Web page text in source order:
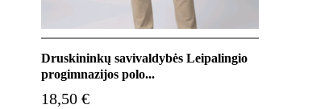
Druskininkų savivaldybės Leipalingio
progimnazijos polo...
18,50 €